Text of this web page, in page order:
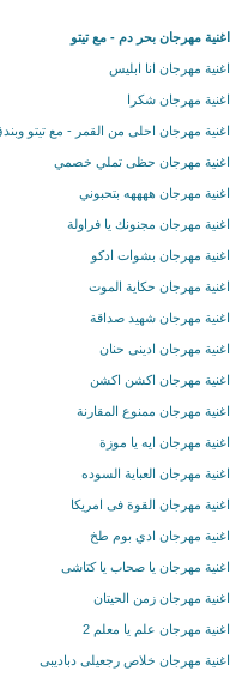
اغنية مهرجان بحر دم - مع تيتو
اغنية مهرجان انا ابليس
اغنية مهرجان شكرا
اغنية مهرجان احلى من القمر - مع تيتو
اغنية مهرجان حظى تملي خصمي
اغنية مهرجان ههههه بتحبوني
اغنية مهرجان مجنونك يا فراولة
اغنية مهرجان بشوات ادكو
اغنية مهرجان حكاية الموت
اغنية مهرجان شهيد صداقة
اغنية مهرجان ادينى حنان
اغنية مهرجان اكشن اكشن
اغنية مهرجان ممنوع المقارنة
اغنية مهرجان ايه يا موزة
اغنية مهرجان العباية السوده
اغنية مهرجان القوة فى امريكا
اغنية مهرجان ادي بوم طخ
اغنية مهرجان يا صحاب يا كتاشى
اغنية مهرجان زمن الحيتان
اغنية مهرجان علم يا معلم 2
اغنية مهرجان خلاص رجعيلى دباديبى